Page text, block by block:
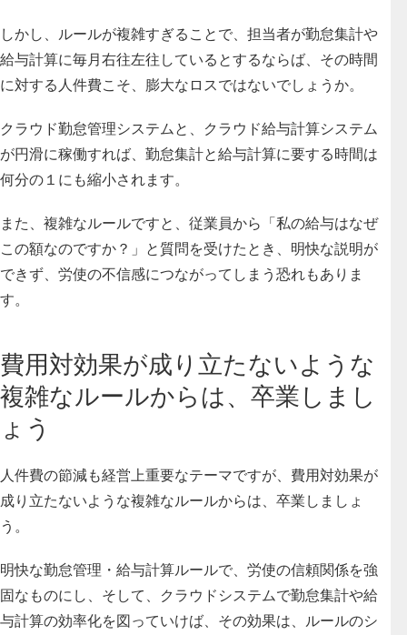
しかし、 ルールが複雑すぎることで、担当者が勤怠集計や
給与計算に毎月右往左往しているとするならば、その時間
に対する人件費こそ、膨大なロスではないでしょうか。
クラウド勤怠管理システムと、クラウド給与計算システム
が円滑に稼働すれば、勤怠集計と給与計算に要する時間は
何分の１にも縮小されます。
また、複雑なルールですと、従業員から「私の給与はなぜ
この額なのですか？」と質問を受けたとき、明快な説明が
できず、労使の不信感につながってしまう恐れもありま
す。
費用対効果が成り立たないような
複雑なルールからは、卒業しまし
ょう
人件費の節減も経営上重要なテーマですが、 費用対効果が
成り立たないような複雑なルールからは、卒業しましょ
う。
明快な勤怠管理・給与計算ルールで、労使の信頼関係を強
固なものにし、そして、クラウドシステムで勤怠集計や給
与計算の効率化を図っていけば、その効果は、ルールのシ